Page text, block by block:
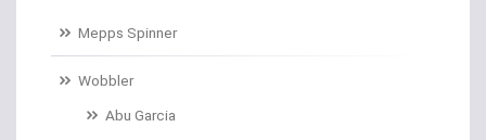
Baitformer für Forellenteig
Banksticks/Erdspeere
Mepps Spinner
Wobbler
Abu Garcia